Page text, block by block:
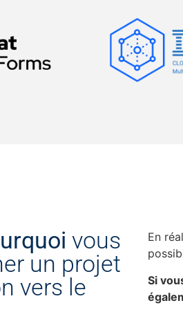
vous
un projet
vers le
En
Si